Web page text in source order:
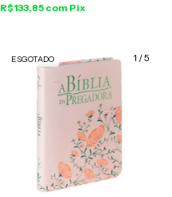
R$133,85 com Pix
1 /5
ESGOTADO